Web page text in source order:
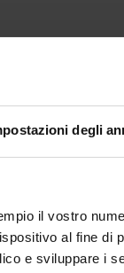
degli
il vostro
al fine di
e sviluppare i